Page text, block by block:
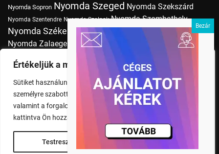
Értékeljük a magánéletét
Sütiket használunk a böngészési élmény fokozására,
személyre szabott hirdetések vagy tartalmak megjelenítésére,
valamint a forgalom elemzésére. A "Mindent elfogad" gombra
kattintva Ön hozzájárul a cookie-k használatához.
Testreszabás Rendben
Nyomda Sopron Nyomda Szeged Nyomda Szekszárd
Nyomda Szentendre Nyomda Szolnok Nyomda Szombathely
Nyomda Székesfehérvár Nyomda Tatabánya Nyomda Vác
Nyomda Zalaegerszeg Nyomda Érd nyomtatás
Nyomtatás Budapesten
Pólónyomtatás Budapesten Szitanyomda Budapesten
Tudásbázis